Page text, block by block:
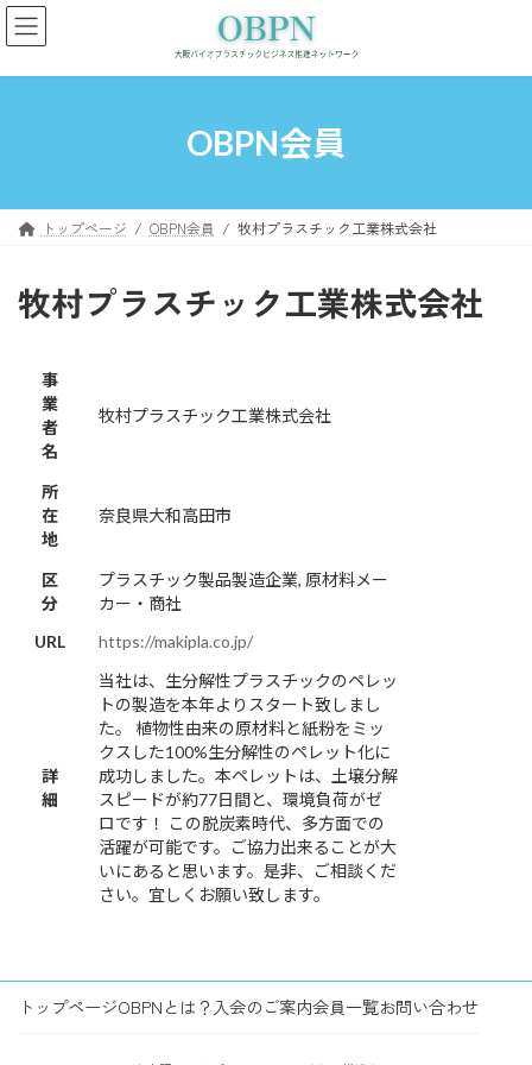
コ
ン
ン
ナ
ビ
ー
OBPN会員
トップページ OBPN会員 牧村プラスチック工業株式会社
牧村プラスチック工業株式会社
事
業
者
名
牧村プラスチック工業株式会社
所
在
地
奈良県大和高田市
区
分
プラスチック製品製造企業, 原材料メー
カー・商社
URL
https://makipla.co.jp/
詳
細
当社は、生分解性プラスチックのペレッ
トの製造を本年よりスタート致しまし
た。 植物性由来の原材料と紙粉をミッ
クスした100%生分解性のペレット化に
成功しました。本ペレットは、土壌分解
スピードが約77日間と、環境負荷がゼ
ロです！ この脱炭素時代、多方面での
活躍が可能です。ご協力出来ることが大
いにあると思います。是非、ご相談くだ
さい。宜しくお願い致します。
トップページOBPNとは？ 入会のご案内会員一覧お問い合わせ